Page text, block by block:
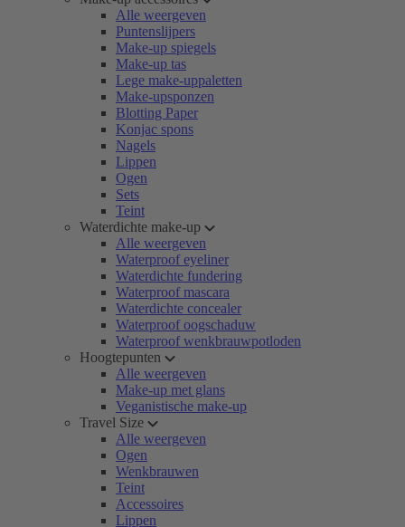
Alle weergeven
Puntenslijpers
Make-up spiegels
Make-up tas
Lege make-uppaletten
Make-upsponzen
Blotting Paper
Konjac spons
Nagels
Lippen
Ogen
Sets
Teint
Waterdichte make-up
Alle weergeven
Waterproof eyeliner
Waterdichte fundering
Waterproof mascara
Waterdichte concealer
Waterproof oogschaduw
Waterproof wenkbrauwpotloden
Hoogtepunten
Alle weergeven
Make-up met glans
Veganistische make-up
Travel Size
Alle weergeven
Ogen
Wenkbrauwen
Teint
Accessoires
Lippen